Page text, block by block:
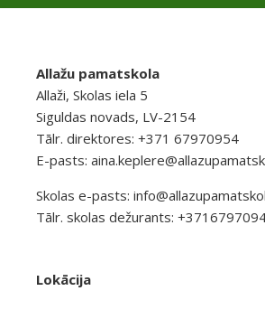
Allažu pamatskola
Allaži, Skolas iela 5
Siguldas novads, LV-2154
Tālr. direktores: +371 67970954
E-pasts:
Skolas e-pasts:
Tālr. skolas dežurants:
Lokācija